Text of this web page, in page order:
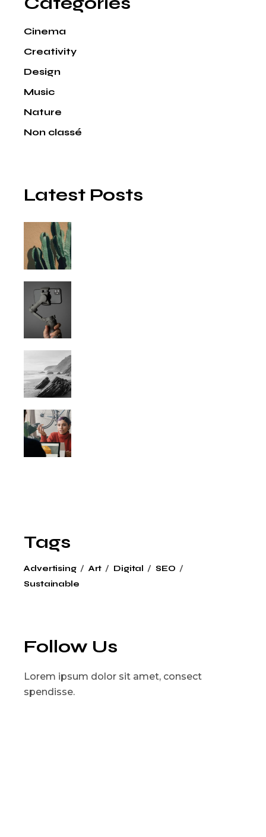
Cinema
Creativity
Design
Music
Nature
Non classé
Latest Posts
Tags
Advertising Art Digital
SEO
Sustainable
Follow Us
Lorem ipsum dolor sit amet, consect
spendisse.